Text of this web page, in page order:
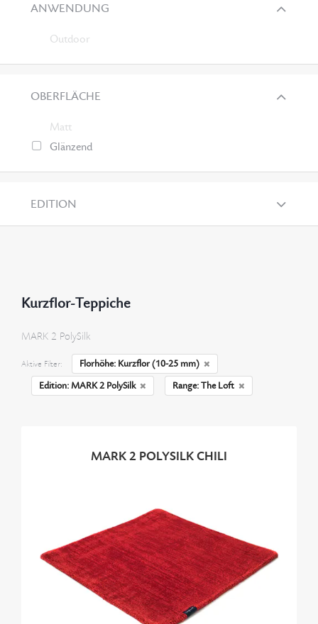
ANWENDUNG
Outdoor
OBERFLÄCHE
Matt
Glänzend
EDITION
Kurzflor-Teppiche
MARK 2 PolySilk
Aktive Filter:
Florhöhe: Kurzflor (10-25 mm)
Edition: MARK 2 PolySilk
Range: The Loft
MARK 2 POLYSILK CHILI